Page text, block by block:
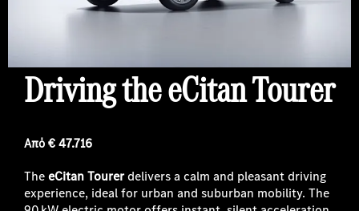
Driving the eCitan Tourer
Από € 47.716
TheeCitan Tourerdelivers a calm and pleasant driving
experience, ideal for urban and suburban mobility. The